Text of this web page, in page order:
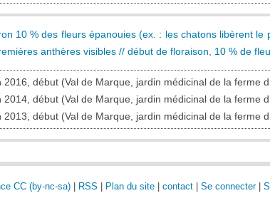
10 % des fleurs épanouies (ex. : les chatons libèrent le
anthères visibles // début de floraison, 10 % de
2016, début (Val de Marque, jardin médicinal de la ferme
2014, début (Val de Marque, jardin médicinal de la ferme
2013, début (Val de Marque, jardin médicinal de la ferme
CC (by-nc-sa) RSS Plan du site contact Se connecter|